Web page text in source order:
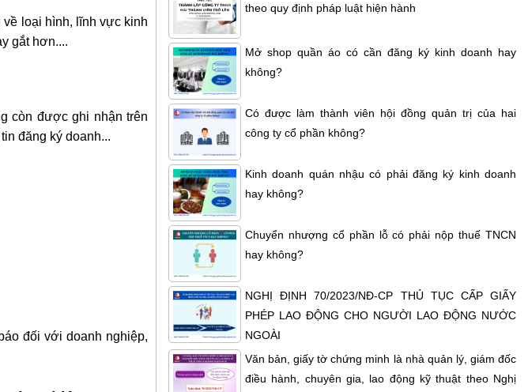
về loại hình, lĩnh vực kinh
gắt hơn....
còn được ghi nhận trên
đăng ký doanh...
đối với doanh nghiệp,
theo quy định pháp luật hiện hành
Mở shop quần áo có cần đăng ký kinh doanh hay
không?
Có được làm thành viên hội đồng quản trị của hai
công ty cổ phần không?
Kinh doanh quán nhậu có phải đăng ký kinh doanh
hay không?
Chuyển nhượng cổ phần lỗ có phải nộp thuế TNCN
hay không?
NGHỊ ĐỊNH 70/2023/NĐ-CP THỦ TỤC CẤP GIẤY
PHÉP LAO ĐỘNG CHO NGƯỜI LAO ĐỘNG NƯỚC
NGOÀI
Văn bản, giấy tờ chứng minh là nhà quản lý, giám đốc
điều hành, chuyên gia, lao động kỹ thuật theo Nghị